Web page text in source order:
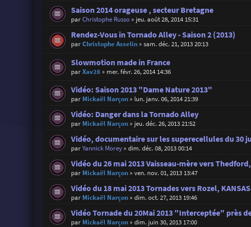
Saison 2014 orageuse , secteur Bretagne
parChristophe Russo» jeu. août 28, 2014 15:31
Rendez-Vous in Tornado Alley - Saison 2 (2013)
parChristophe Asselin» sam. déc. 21, 2013 20:13
Slowmotion made in France
parXav28» mer. févr. 26, 2014 14:36
Vidéo: Saison 2013 "Dame Nature 2013"
par Mickaël Narçon» lun. janv. 06, 2014 21:39
Vidéo: Danger dans la Tornado Alley
par Mickaël Narçon» jeu. déc. 26, 2013 21:52
Vidéo, documentaire sur les superecellules du 30
parYannick Morey» dim. déc. 08, 2013 00:14
Vidéo du 26 mai 2013 Vaisseau-mère vers
par Mickaël Narçon» ven. nov. 01, 2013 13:47
Vidéo du 18 mai 2013 Tornades vers Rozel, KANSAS
par Mickaël Narçon» dim. oct. 27, 2013 19:46
Vidéo Tornade du 20Mai 2013 "Interceptée" près
par Mickaël Narçon» dim. juin 30, 2013 17:00